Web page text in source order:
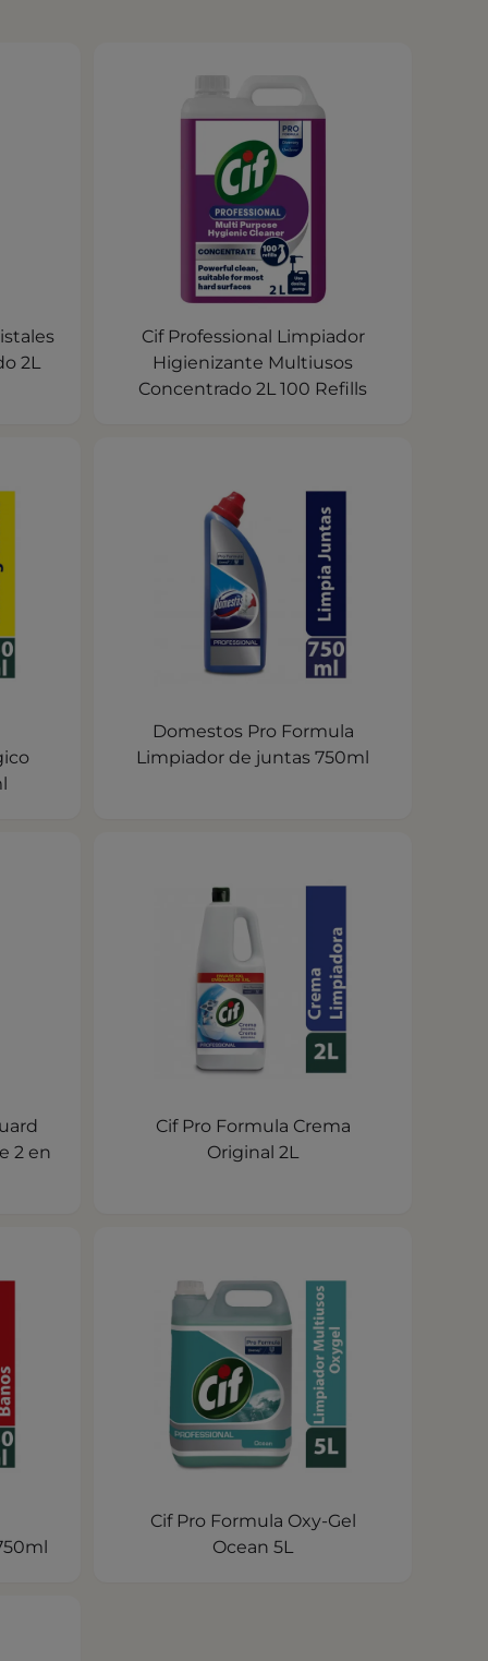
2L
Cif Professional Limpiador
Higienizante Multiusos
Concentrado 2L 100 Refills
Domestos Pro Formula
Limpiador de juntas 750ml
2 en
Cif Pro Formula Crema
Original 2L
Cif Pro Formula Oxy-Gel
Ocean 5L